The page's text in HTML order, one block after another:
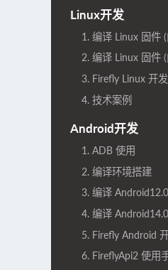
Linux开发
1. 编译 Linux 固件
2. 编译 Linux 固件
3. Firefly Linux 开
4. 技术案例
Android开发
1. ADB 使用
2. 编译环境搭建
3. 编译
4. 编译
5. Firefly Android
6. FireflyApi2 使用